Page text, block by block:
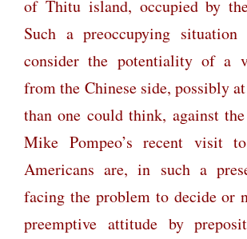
of Thitu island, occupied by
Such a preoccupying
consider the potentiality of a
from the Chinese side, possibly
than one could think, against
Mike Pompeo’s recent visit
Americans are, in such a
facing the problem to decide or
preemptive attitude by